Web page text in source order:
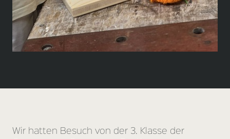
Wir hatten Besuch von der 3. Klasse der